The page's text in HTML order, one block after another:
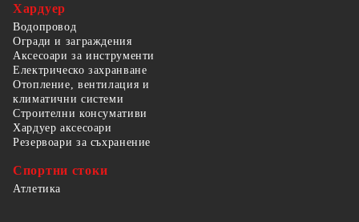
Хардуер
Водопровод
Огради и заграждения
Аксесоари за инструменти
Електрическо захранване
Отопление, вентилация и
климатични системи
Строителни консумативи
Хардуер аксесоари
Резервоари за съхранение
Спортни стоки
Атлетика